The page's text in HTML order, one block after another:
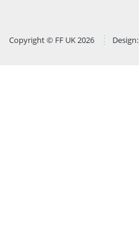
Copyright © FF UK 2026 Design: